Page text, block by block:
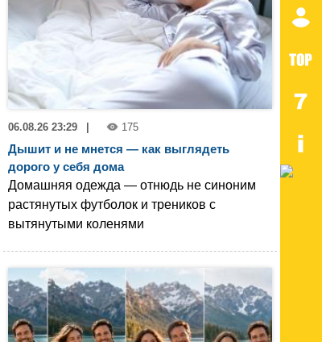
06.08.26 23:29 175
Дышит и не мнется — как выглядеть
дорого у себя дома
Домашняя одежда — отнюдь не синоним
растянутых футболок и треников с
вытянутыми коленями